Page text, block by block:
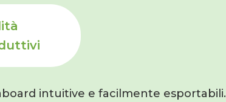
intuitive e facilmente esportabili.